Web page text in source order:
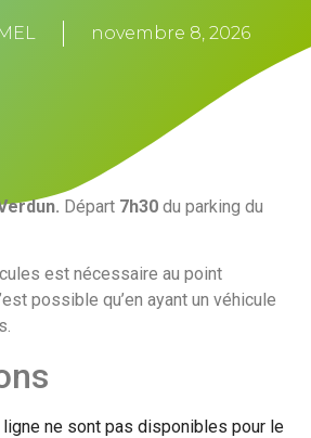
novembre 8, 2026
Départ 7h30 du parking du
est nécessaire au point
possible qu’en ayant un véhicule
ne sont pas disponibles pour le